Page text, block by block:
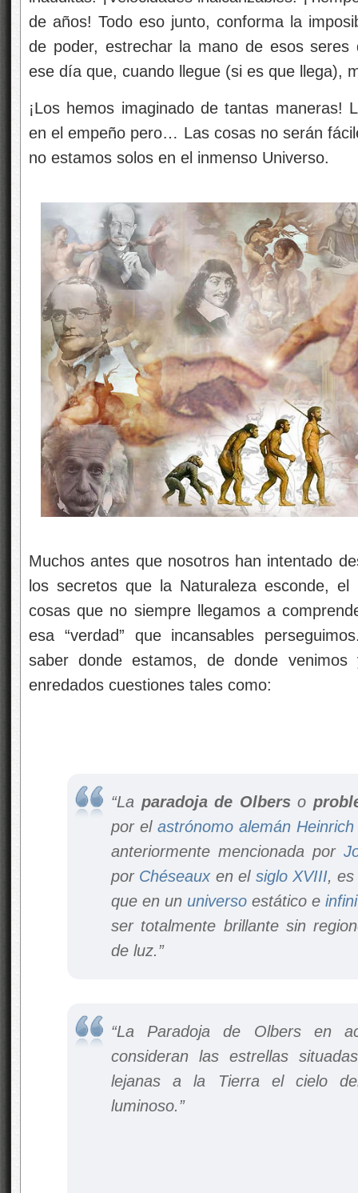
de años! Todo eso junto, conforma la
de poder, estrechar la mano de esos
ese día que, cuando llegue (si es que llega),
¡Los hemos imaginado de tantas maneras!
en el empeño pero… Las cosas no serán
no estamos solos en el inmenso Universo.
Muchos antes que nosotros han intentado
los secretos que la Naturaleza esconde,
cosas que no siempre llegamos a
esa “verdad” que incansables
saber donde estamos, de donde
enredados cuestiones tales como:
“La paradoja de Olberso
por el astrónomo alemán
anteriormente mencionada por
por Chéseauxen el siglo XVIII,
que en un universo estático e
ser totalmente brillante sin
de luz.”
“La Paradoja de Olbers en
consideran las estrellas
lejanas a la Tierra el cielo
luminoso.”